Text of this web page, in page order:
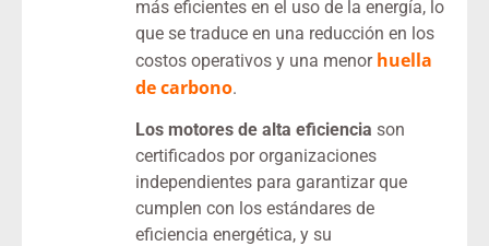
más eficientes en el uso de la energía, lo
que se traduce en una reducción en los
costos operativos y una menorhuella
de carbono.
Los motores de alta eficiencia son
certificados por organizaciones
independientes para garantizar que
cumplen con los estándares de
eficiencia energética, y su